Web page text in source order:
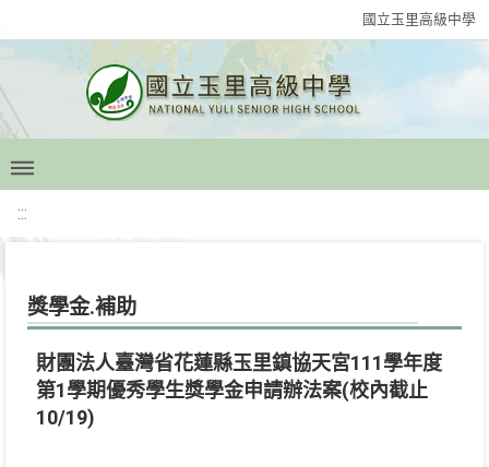
國立玉里高級中學
:::
獎學金.補助
財團法人臺灣省花蓮縣玉里鎮協天宮111學年度
第1學期優秀學生獎學金申請辦法案(校內截止
10/19)